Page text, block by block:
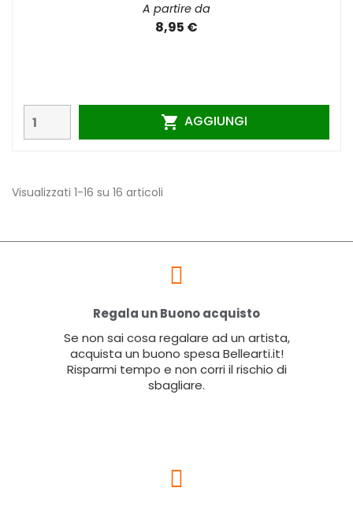
A partire da
8,95 €
 AGGIUNGI
Visualizzati 1-16 su 16 articoli
Regala un Buono acquisto
Se non sai cosa regalare ad un artista,
acquista un buono spesa Bellearti.it!
Risparmi tempo e non corri il rischio di
sbagliare.